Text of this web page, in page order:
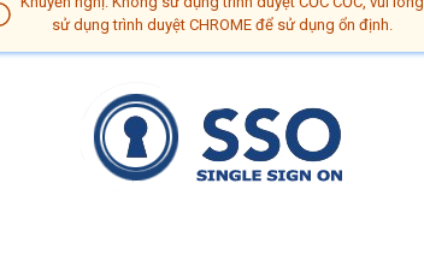
sử dụng trình duyệt CHROME để sử dụng ổn định.